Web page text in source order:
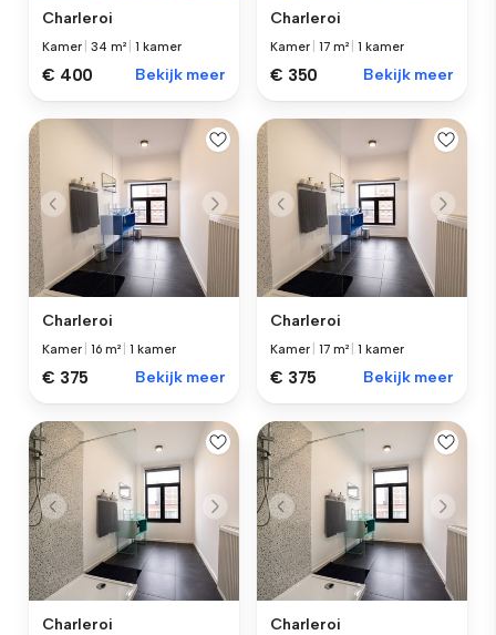
Charleroi
Kamer |34 m² |1 kamer
€ 400 Bekijk meer
Charleroi
Kamer |17 m² |1 kamer
€ 350 Bekijk meer
Charleroi
Kamer |16 m² |1 kamer
€ 375 Bekijk meer
Charleroi
Kamer |17 m² |1 kamer
€ 375 Bekijk meer
Charleroi Charleroi